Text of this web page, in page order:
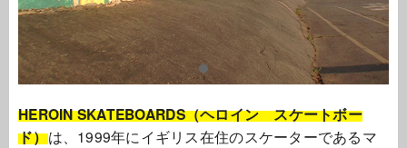
HEROIN SKATEBOARDS（ヘロイン スケートボー
ド）は、1999年にイギリス在住のスケーターであるマ